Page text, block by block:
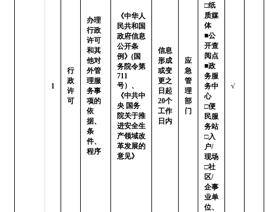
1
行
政
许
可
办理
行政
许可
和其
他对
外管
理服
务事
项的
依
据、
条
件、
程序
《中华人
民共和国
政府信息
公开条
例》(国
务院令第
711
号）、
《中共中
央 国务
院关于推
进安全生
产领域改
革发展的
意见》
信息
形成
或变
更之
日起
20个
工作
日内
应
急
管
理
部
门
□纸
质媒
体
■公
开查
阅点
■政
务服
务中
心
□便
民服
务站
□入
户/
现场
□社
区/
企事
业单
位、
√